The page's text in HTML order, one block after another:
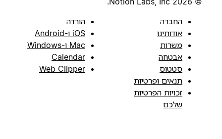
החברה
אודותינו
משרות
אבטחה
סטטוס
תנאים ופרטיות
זכויות הפרטיות
שלכם
הורדה
iOS ו-Android
Mac ו-Windows
Calendar
Web Clipper